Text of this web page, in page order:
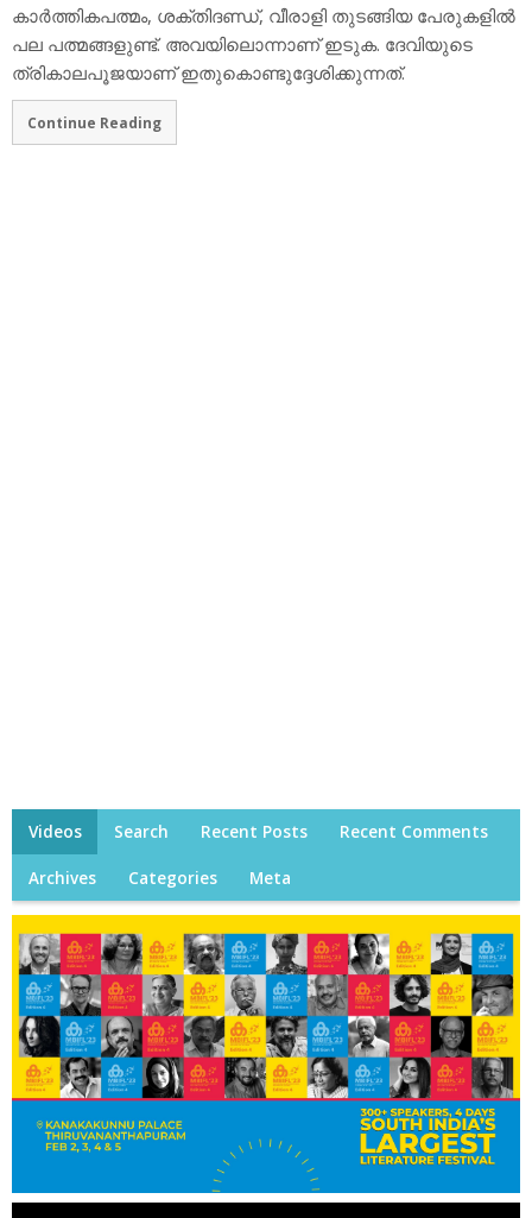
കാര്‍ത്തികപത്മം, ശക്തിദണ്ഡ്, വീരാളി തുടങ്ങിയ പേരുകളില്‍
പല പത്മങ്ങളുണ്ട്. അവയിലൊന്നാണ് ഇടുക. ദേവിയുടെ
ത്രികാലപൂജയാണ് ഇതുകൊണ്ടുദ്ദേശിക്കുന്നത്.
Continue Reading
Videos Search Recent Posts Recent Comments
Archives Categories Meta